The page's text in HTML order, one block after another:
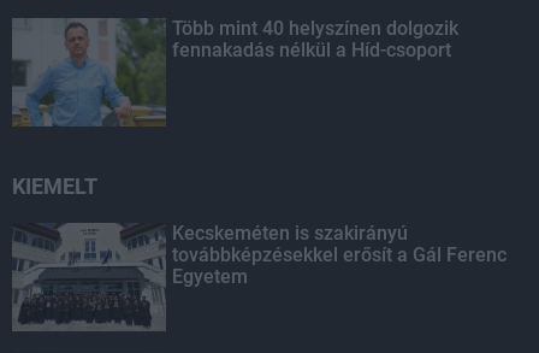
Több mint 40 helyszínen dolgozik
fennakadás nélkül a Híd-csoport
KIEMELT
Kecskeméten is szakirányú
továbbképzésekkel erősít a Gál Ferenc
Egyetem